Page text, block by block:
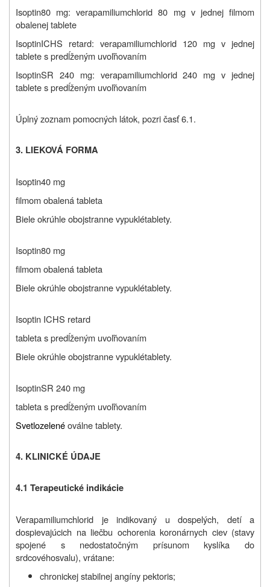
Isoptin80 mg: verapamiliumchlorid 80 mg v jednej filmom
obalenej tablete
IsoptinICHS retard: verapamiliumchlorid 120 mg v jednej
tablete s predĺženým uvoľňovaním
IsoptinSR 240 mg: verapamiliumchlorid 240 mg v jednej
tablete s predĺženým uvoľňovaním
Úplný zoznam pomocných látok, pozri časť 6.1.
3. LIEKOVÁ FORMA
Isoptin40 mg
filmom obalená tableta
Biele okrúhle obojstranne vypuklétablety.
Isoptin80 mg
filmom obalená tableta
Biele okrúhle obojstranne vypuklétablety.
Isoptin ICHS retard
tableta s predĺženým uvoľňovaním
Biele okrúhle obojstranne vypuklétablety.
IsoptinSR 240 mg
tableta s predĺženým uvoľňovaním
Svetlozelenéoválne tablety.
4. KLINICKÉ ÚDAJE
4.1 Terapeutické indikácie
Verapamiliumchlorid je indikovaný u dospelých, detí a
dospievajúcich na liečbu ochorenia koronárnych ciev (stavy
spojené s nedostatočným prísunom kyslíka do
srdcovéhosvalu), vrátane:
chronickej stabilnej angíny pektoris;